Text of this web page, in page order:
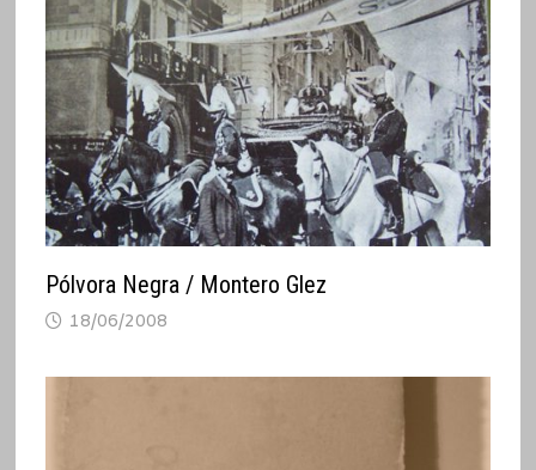
Pólvora Negra / Montero Glez
18/06/2008